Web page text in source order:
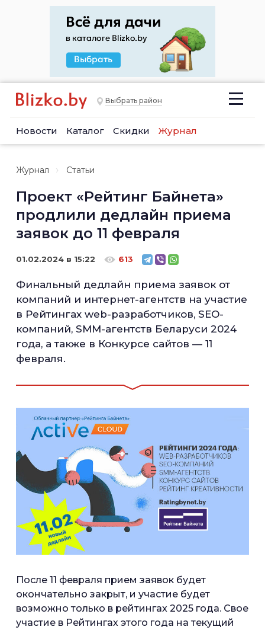
Выбрать район
Новости Каталог Скидки Журнал
Журнал Статьи
Проект «Рейтинг Байнета»
продлили дедлайн приема
заявок до 11 февраля
01.02.2024 в 15:22 613
Финальный дедлайн приема заявок от
компаний и интернет-агентств на участие
в Рейтингах web-разработчиков, SEO-
компаний, SMM-агентств Беларуси 2024
года, а также в Конкурсе сайтов — 11
февраля.
После 11 февраля прием заявок будет
окончательно закрыт, и участие будет
возможно только в рейтингах 2025 года. Свое
участие в Рейтингах этого года на текущий